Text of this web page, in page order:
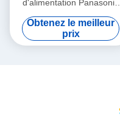
d'alimentation Panasonic
N610032084AA /
KXF0DWTHA00 (MC12CX-
5) – Pour alimentateurs
Obtenez le meilleur
prix